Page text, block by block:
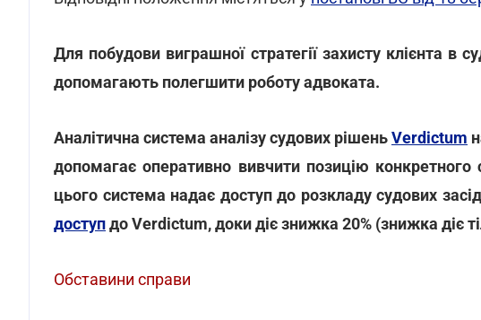
Для побудови виграшної стратегії захисту клієнта в
допомагають полегшити роботу адвоката.
Аналітична система аналізу судових рішеньVerdictum
допомагає оперативно вивчити позицію
цього система надає доступ до розкладу судових
доступдо Verdictum, доки діє знижка 20% (знижка діє
Обставини справи